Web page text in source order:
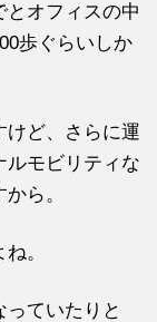
とオフィスの中
歩ぐらいしか
けど、さらに運
ルモビリティな
ら。
。
ていたりと